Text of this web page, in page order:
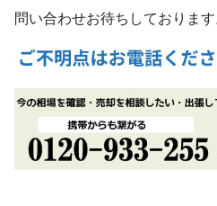
問い合わせお待ちしております